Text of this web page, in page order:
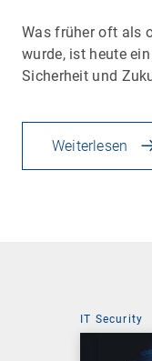
Was früher oft als
wurde, ist heute
Sicherheit und
Weiterlesen
IT Security